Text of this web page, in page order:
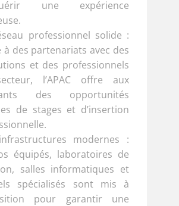
une expérience
professionnel solide :
à des partenariats avec des
et des professionnels
l’APAC offre aux
des opportunités
de stages et d’insertion
modernes :
équipés, laboratoires de
salles informatiques et
spécialisés sont mis à
pour garantir une